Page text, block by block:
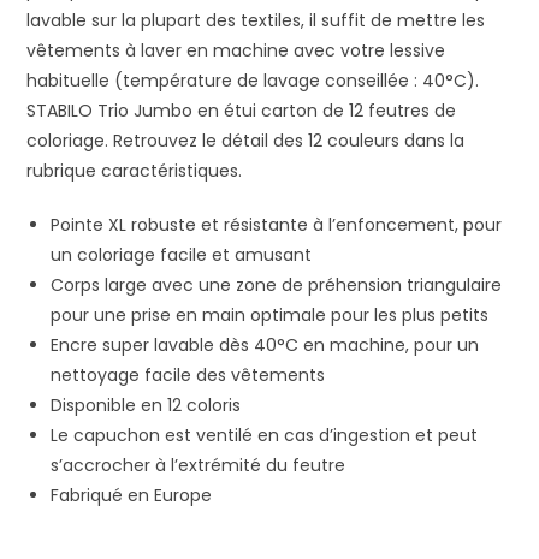
lavable sur la plupart des textiles, il suffit de mettre les
vêtements à laver en machine avec votre lessive
habituelle (température de lavage conseillée : 40°C).
STABILO Trio Jumbo en étui carton de 12 feutres de
coloriage. Retrouvez le détail des 12 couleurs dans la
rubrique caractéristiques.
Pointe XL robuste et résistante à l’enfoncement, pour
un coloriage facile et amusant
Corps large avec une zone de préhension triangulaire
pour une prise en main optimale pour les plus petits
Encre super lavable dès 40°C en machine, pour un
nettoyage facile des vêtements
Disponible en 12 coloris
Le capuchon est ventilé en cas d’ingestion et peut
s’accrocher à l’extrémité du feutre
Fabriqué en Europe